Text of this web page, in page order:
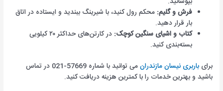
فرش و گلیم: محکم رول کنید، با شیرینگ ببندید و ایستاده در اتاق
بار قرار دهید.
کتاب و اشیای سنگین کوچک:
در کارتن‌های حداکثر ۲۰ کیلویی
بسته‌بندی کنید.
برایباربری نیسان مازندران
می توانید با شماره 57669-021 در تماس
باشید و بهترین خدمات را با کمترین هزینه دریافت کنید.